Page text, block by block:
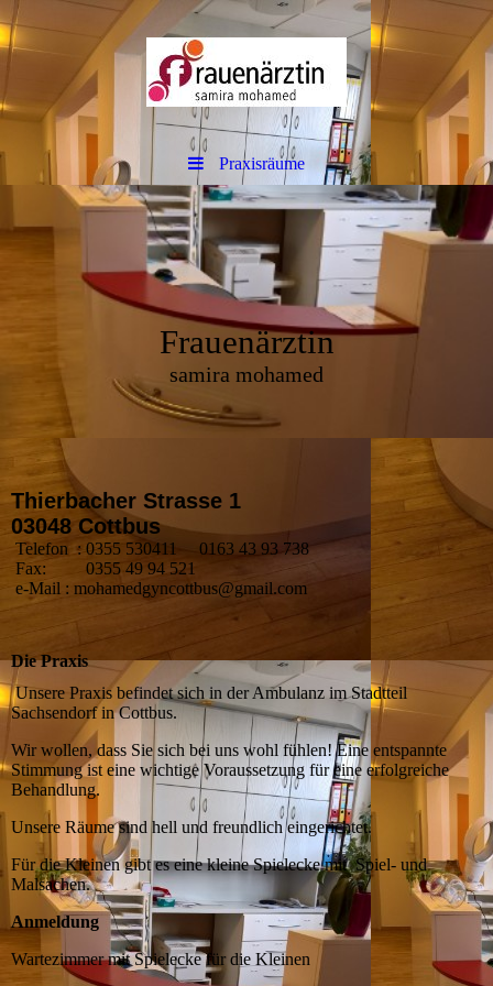
Praxisräume
Frauenärztin
samira mohamed
Thierbacher Strasse 1
03048 Cottbus
Telefon : 0355 530411 0163 43 93 738
Fax: 0355 49 94 521
e-Mail : mohamedgyncottbus@gmail.com
Die Praxis
Unsere Praxis befindet sich in der Ambulanz im Stadtteil
Sachsendorf in Cottbus.
Wir wollen, dass Sie sich bei uns wohl fühlen! Eine entspannte
Stimmung ist eine wichtige Voraussetzung für eine erfolgreiche
Behandlung.
Unsere Räume sind hell und freundlich eingerichtet.
Für die Kleinen gibt es eine kleine Spielecke mit Spiel- und
Malsachen.
Anmeldung
Wartezimmer mit Spielecke für die Kleinen